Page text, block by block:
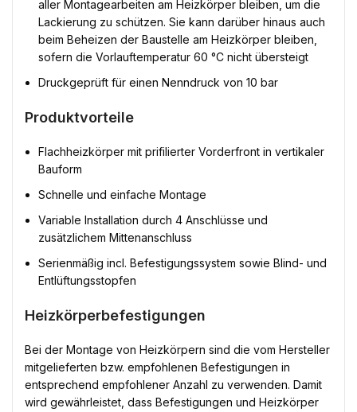
aller Montagearbeiten am Heizkörper bleiben, um die
Lackierung zu schützen. Sie kann darüber hinaus auch
beim Beheizen der Baustelle am Heizkörper bleiben,
sofern die Vorlauftemperatur 60 °C nicht übersteigt
Druckgeprüft für einen Nenndruck von 10 bar
Produktvorteile
Flachheizkörper mit prifilierter Vorderfront in vertikaler
Bauform
Schnelle und einfache Montage
Variable Installation durch 4 Anschlüsse und
zusätzlichem Mittenanschluss
Serienmäßig incl. Befestigungssystem sowie Blind- und
Entlüftungsstopfen
Heizkörperbefestigungen
Bei der Montage von Heizkörpern sind die vom Hersteller
mitgelieferten bzw. empfohlenen Befestigungen in
entsprechend empfohlener Anzahl zu verwenden. Damit
wird gewährleistet, dass Befestigungen und Heizkörper